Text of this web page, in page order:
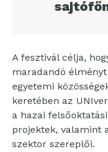
A fesztivál célja,
maradandó
egyetemi
keretében az
a hazai
projektek, valamint
szektor szereplői.